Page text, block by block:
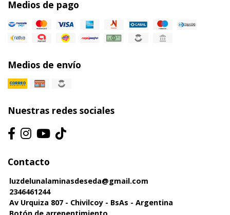
Medios de pago
Medios de envío
Nuestras redes sociales
Contacto
luzdelunalaminasdeseda@gmail.com
2346461244
Av Urquiza 807 - Chivilcoy - BsAs - Argentina